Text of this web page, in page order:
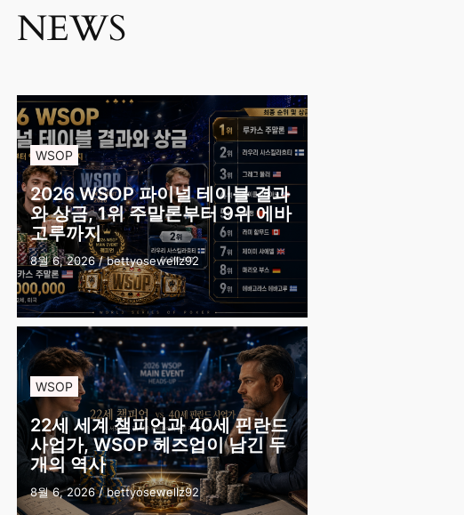
NEWS
WSOP
2026 WSOP 파이널 테이블 결과
와 상금, 1위 주말론부터 9위 에바
고루까지
8월 6, 2026/bettyosewellz92
WSOP
22세 세계 챔피언과 40세 핀란드
사업가, WSOP 헤즈업이 남긴 두
개의 역사
8월 6, 2026/bettyosewellz92